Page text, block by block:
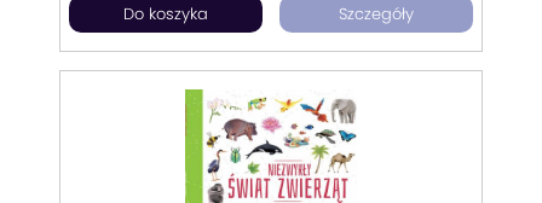
Do koszyka Szczegóły